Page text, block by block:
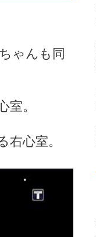
ゃんも同
。
心室。